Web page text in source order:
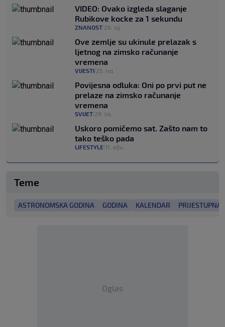
VIDEO: Ovako izgleda slaganje
Rubikove kocke za 1 sekundu
ZNANOST 26. sij.
Ove zemlje su ukinule prelazak s
ljetnog na zimsko računanje
vremena
VIJESTI 25. ruj.
Povijesna odluka: Oni po prvi put ne
prelaze na zimsko računanje
vremena
SVIJET 29. lis.
Uskoro pomičemo sat. Zašto nam to
tako teško pada
LIFESTYLE 11. ožu.
Teme
ASTRONOMSKA GODINA GODINA KALENDAR PRIJESTUPNA
Oglas